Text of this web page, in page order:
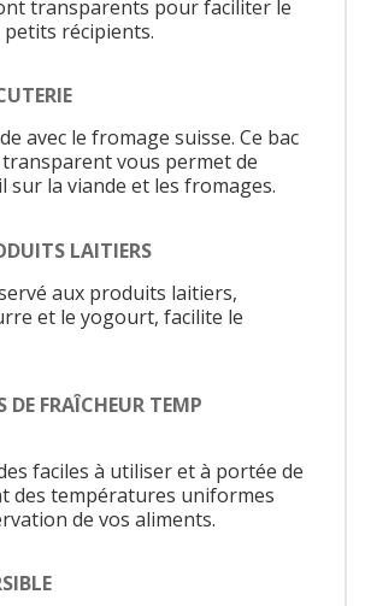
transparents pour faciliter le
récipients.
avec le fromage suisse. Ce bac
vous permet de
sur la viande et les fromages.
LAITIERS
aux produits laitiers,
et le yogourt, facilite le
DE FRAÎCHEUR TEMP
faciles à utiliser et à portée de
des températures uniformes
de vos aliments.